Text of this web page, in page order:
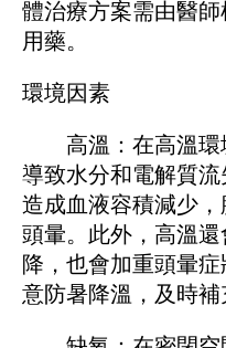
體治療方案需由醫
用藥。
環境因素
高溫：在高溫環
導致水分和電解質
造成血液容積減少
頭暈。此外，高溫
降，也會加重頭暈
意防暑降溫，及時補